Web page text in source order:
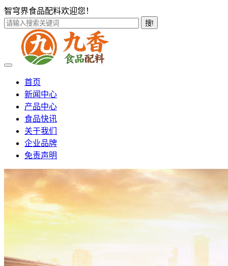
智穹界食品配料欢迎您！
搜!
首页
新闻中心
产品中心
食品快讯
关于我们
企业品牌
免责声明